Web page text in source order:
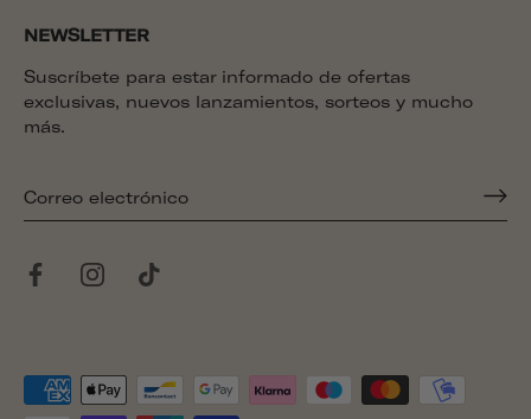
NEWSLETTER
Suscríbete para estar informado de ofertas
exclusivas, nuevos lanzamientos, sorteos y mucho
más.